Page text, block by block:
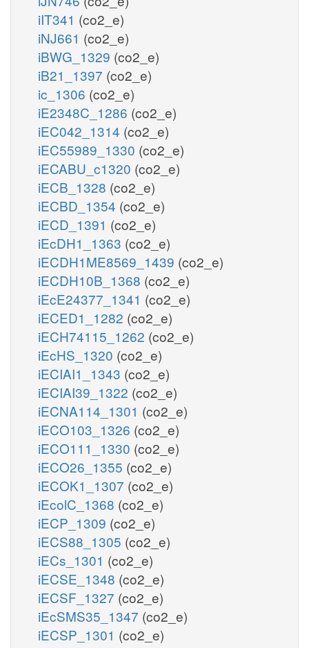
iIT341 (co2_e)
iNJ661 (co2_e)
iBWG_1329 (co2_e)
iB21_1397 (co2_e)
ic_1306 (co2_e)
iE2348C_1286 (co2_e)
iEC042_1314 (co2_e)
iEC55989_1330 (co2_e)
iECABU_c1320 (co2_e)
iECB_1328 (co2_e)
iECBD_1354 (co2_e)
iECD_1391 (co2_e)
iEcDH1_1363 (co2_e)
iECDH1ME8569_1439 (co2_e)
iECDH10B_1368 (co2_e)
iEcE24377_1341 (co2_e)
iECED1_1282 (co2_e)
iECH74115_1262 (co2_e)
iEcHS_1320 (co2_e)
iECIAI1_1343 (co2_e)
iECIAI39_1322 (co2_e)
iECNA114_1301 (co2_e)
iECO103_1326 (co2_e)
iECO111_1330 (co2_e)
iECO26_1355 (co2_e)
iECOK1_1307 (co2_e)
iEcolC_1368 (co2_e)
iECP_1309 (co2_e)
iECS88_1305 (co2_e)
iECs_1301 (co2_e)
iECSE_1348 (co2_e)
iECSF_1327 (co2_e)
iEcSMS35_1347 (co2_e)
iECSP_1301 (co2_e)